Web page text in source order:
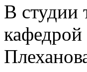
В студии